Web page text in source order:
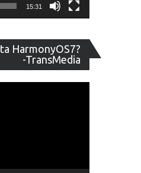
15:31
HarmonyOS7?
-TransMedia
de
vídeo